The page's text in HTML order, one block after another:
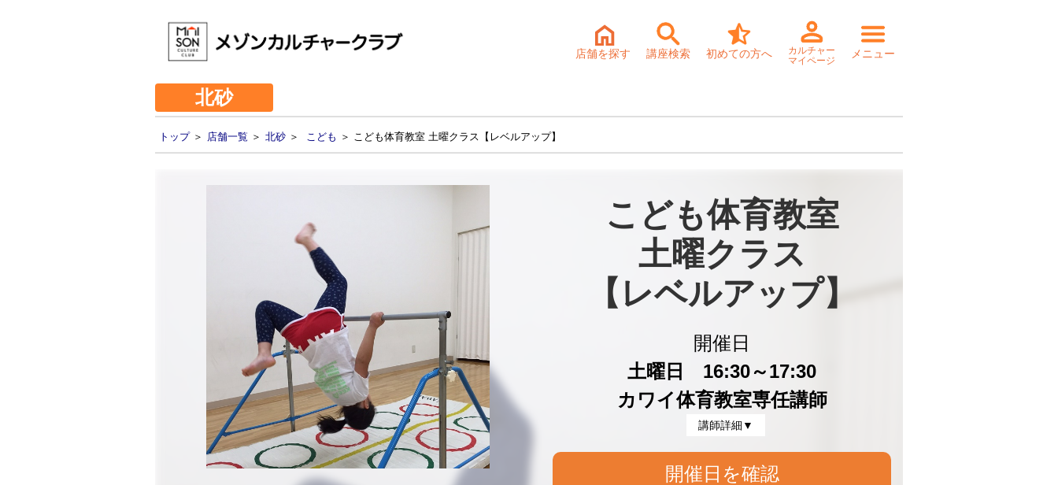
店舗を探す 講座検索 初めての方へ
カルチャー
マイページ
メニュー
北砂
トップ＞ 店舗一覧 ＞ 北砂 ＞ こども ＞ こども体育教室 土曜クラス【レベルアップ】
こども体育教室
土曜クラス
【レベルアップ】
開催日
土曜日 16:30～17:30
カワイ体育教室専任講師
講師詳細▼
開催日を確認